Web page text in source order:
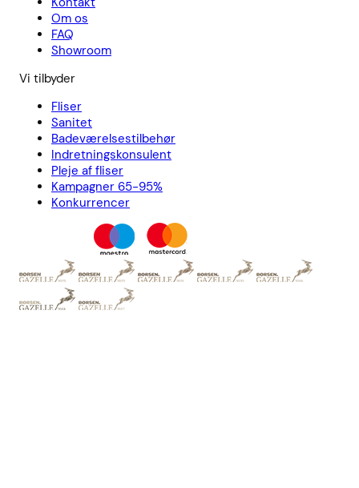
Om os
FAQ
Showroom
Vi tilbyder
Fliser
Sanitet
Badeværelsestilbehør
Indretningskonsulent
Pleje af fliser
Kampagner 65-95%
Konkurrencer